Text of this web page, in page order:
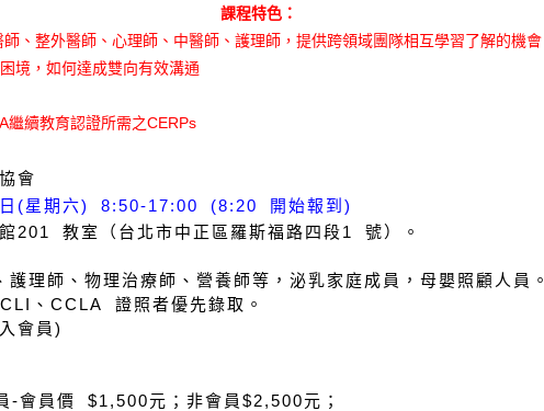
課程特色：
、整外醫師、心理師、中醫師、護理師，提供跨領域團隊相互學習了解的機會
境，如何達成雙向有效溝通
繼續教育認證所需之CERPs
會
(星期六) 8:50-17:00 (8:20 開始報到)
201 教室（台北市中正區羅斯福路四段1 號）。
理師、物理治療師、營養師等，泌乳家庭成員，母嬰照顧人員。
、CCLA 證照者優先錄取。
會員)
-會員價 $1,500元；非會員$2,500元；